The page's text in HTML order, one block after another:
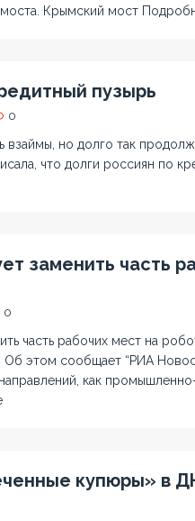
Крымский мост
пузырь
0
взаймы, но долго так
что долги россиян по
заменить часть
0
часть рабочих мест на
Об этом сообщает “РИА
как
купюры» в